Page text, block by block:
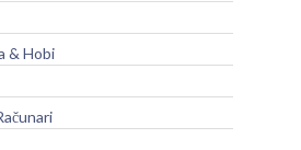
& Hobi